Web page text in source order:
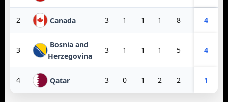
2 Canada 3 1 1 1 8 4
3
Bosnia and
Herzegovina
3 1 1 1 5 4
4 Qatar 3 0 1 2 2 1